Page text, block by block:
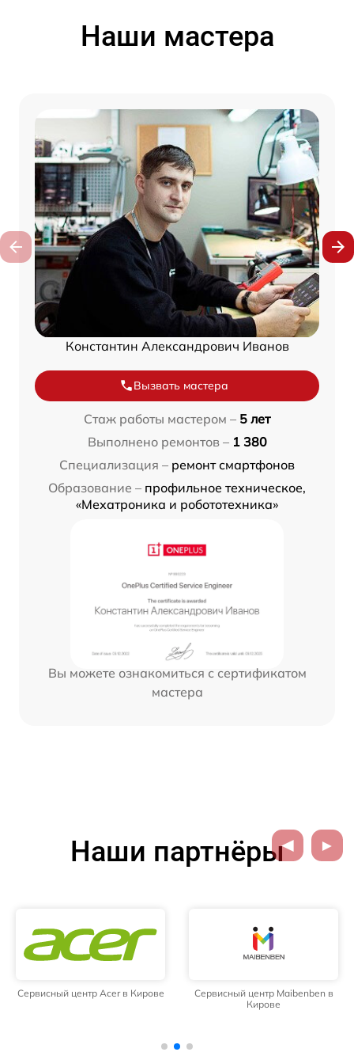
Наши мастера
Константин Александрович Иванов
Вызвать мастера
Стаж работы мастером – 5 лет
Выполнено ремонтов – 1 380
Специализация – ремонт смартфонов
Образование – профильное техническое,
«Мехатроника и робототехника»
Вы можете ознакомиться с сертификатом
мастера
Наши партнёры
Сервисный центр Acer в Кирове
Сервисный центр Maibenben в
Кирове